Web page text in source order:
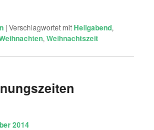
|Verschlagwortet mitHeilgabend,
,Weihnachtszeit
2014